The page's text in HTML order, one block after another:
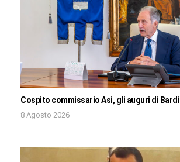
Cospito commissario Asi, gli auguri di Bardi
8 Agosto 2026